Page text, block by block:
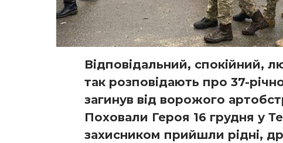
Відповідальний, спокійний,
так розповідають про 37-
загинув від ворожого
Поховали Героя 16 грудня у
захисником прийшли рідні,